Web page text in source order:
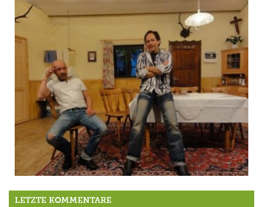
Bloß koan Schnaps
LETZTE KOMMENTARE